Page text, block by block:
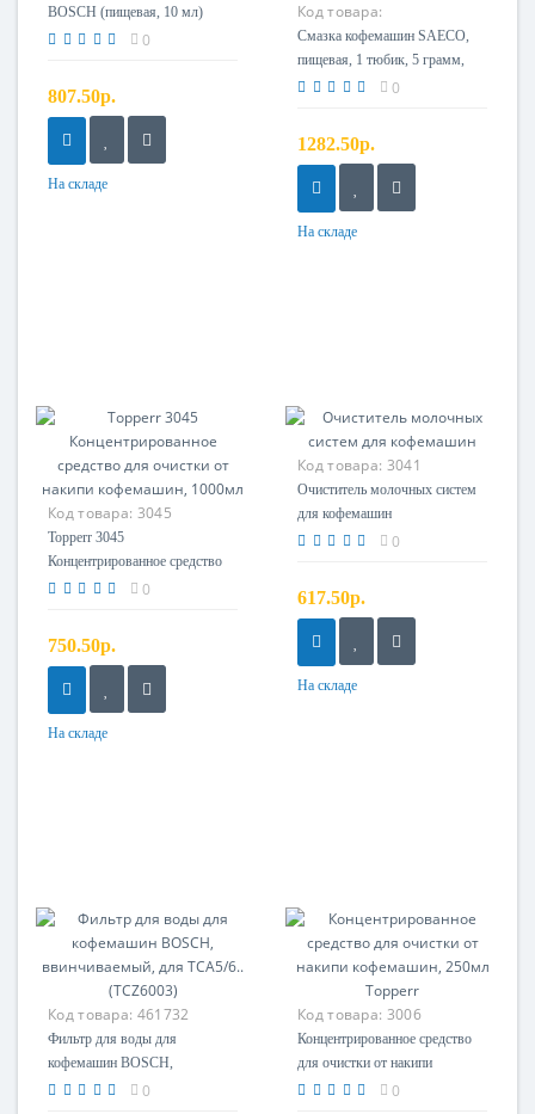
BOSCH (пищевая, 10 мл)
0
807.50р.
На складе
Код товара:
421946017941
Смазка кофемашин SAECO,
пищевая, 1 тюбик, 5 грамм,
зам. 996530070318,
0
1282.50р.
На складе
Код товара: 3045
Topperr 3045
Концентрированное средство
для очистки от накипи
0
750.50р.
На складе
Код товара: 3041
Очиститель молочных систем
для кофемашин
0
617.50р.
На складе
Код товара: 461732
Фильтр для воды для
кофемашин BOSCH,
ввинчиваемый, для TCA5/6..
0
Код товара: 3006
Концентрированное средство
для очистки от накипи
кофемашин, 250мл Topperr
0